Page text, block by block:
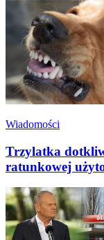
Wiadomości
Trzylatka
ratunkowej